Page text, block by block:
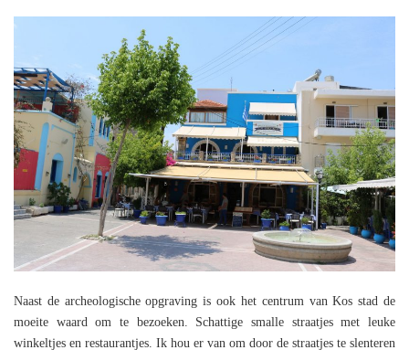
Naast de archeologische opgraving is ook het centrum van Kos stad de
moeite waard om te bezoeken. Schattige smalle straatjes met leuke
winkeltjes en restaurantjes. Ik hou er van om door de straatjes te slenteren